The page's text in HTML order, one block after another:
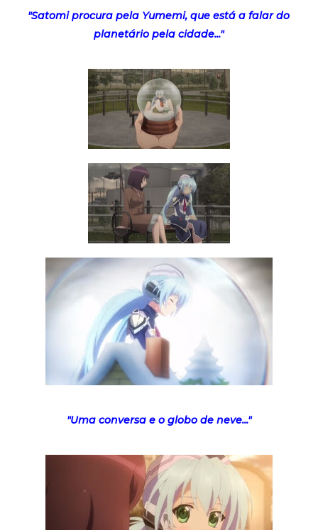
"Satomi procura pela Yumemi, que está a falar do
planetário pela cidade..."
"Uma conversa e o globo de neve..."